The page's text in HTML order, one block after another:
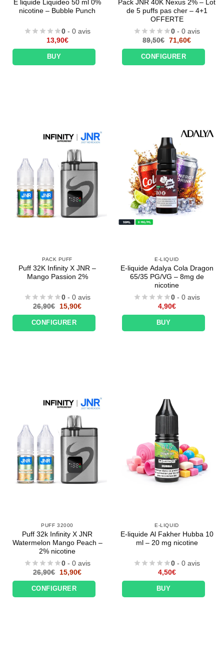
E liquide Liquideo 50 ml 0%
nicotine – Bubble Punch
0 - 0 avis
13,90€
BUY
Pack JNR 40K Nexus 2% – Lot
de 5 puffs pas cher – 4+1
OFFERTE
0 - 0 avis
89,50€ Le
initial
était :
89,50€.
71,60€Le
actuel
71,60€.
CONFIGURER
PACK PUFF
Puff 32K Infinity X JNR –
Mango Passion 2%
0 - 0 avis
26,90€
Le
initial
était :
26,90€.
15,90€Le
actuel
15,90€.
CONFIGURER
E-LIQUID
E-liquide Adalya Cola Dragon
65/35 PG/VG – 8mg de
nicotine
0 - 0 avis
4,90€
BUY
PUFF 32000
Puff 32k Infinity X JNR
Watermelon Mango Peach –
2% nicotine
0 - 0 avis
26,90€
Le
initial
était :
26,90€.
15,90€Le
actuel
15,90€.
CONFIGURER
E-LIQUID
E-liquide Al Fakher Hubba 10
ml – 20 mg nicotine
0 - 0 avis
4,50€
BUY
Appliquer les filtres